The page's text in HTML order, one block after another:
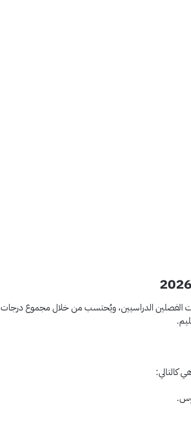
الفصلين الدراسيين، ويُحتسب من خلال مجموع درجات
كالتالي: